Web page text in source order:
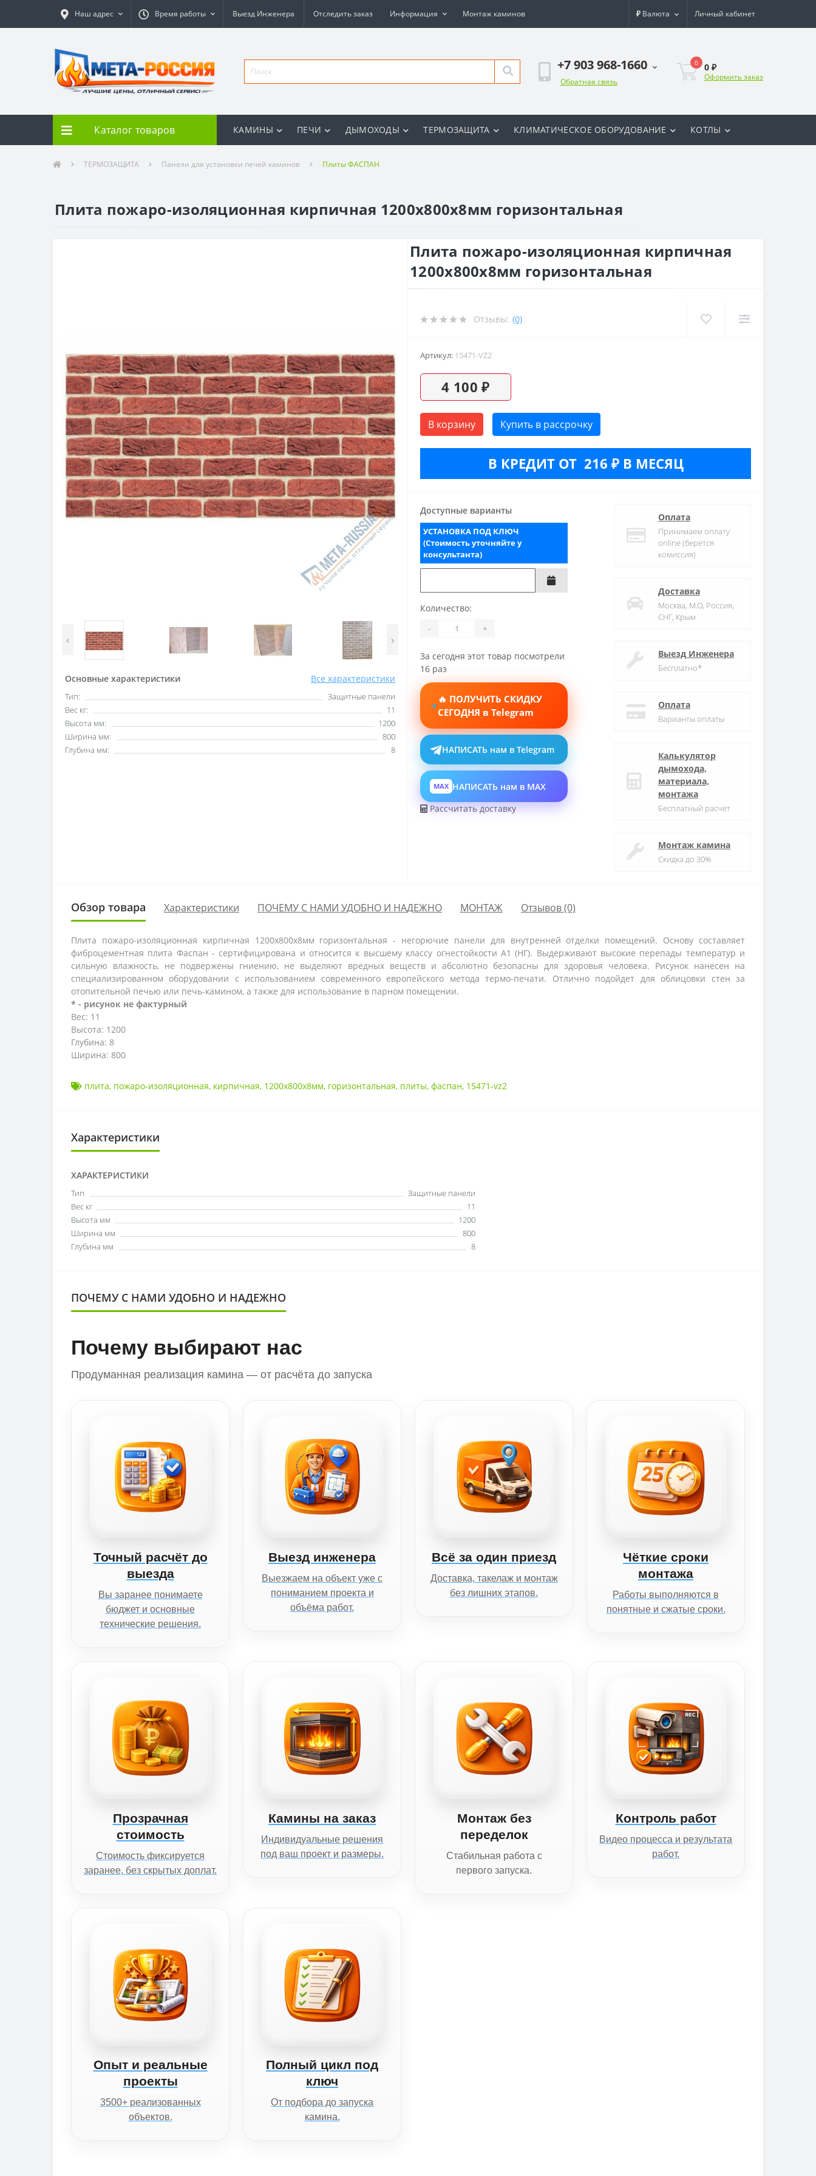
Наш адрес Время работы Выезд Инженера Отследить заказ Информация Монтаж каминов ₽ Валюта Личный кабинет
+7 903 968-1660
Обратная связь
0 0 ₽
Оформить заказ
Каталог товаров КАМИНЫ ПЕЧИ ДЫМОХОДЫ ТЕРМОЗАЩИТА КЛИМАТИЧЕСКОЕ ОБОРУДОВАНИЕ КОТЛЫ
ТЕРМОЗАЩИТА Панели для установки печей каминов Плиты ФАСПАН
Плита пожаро-изоляционная кирпичная 1200х800х8мм горизонтальная
‹ ›
Основные характеристики Все характеристики
Тип:
Защитные панели
Вес кг:
11
Высота мм:
1200
Ширина мм:
800
Глубина мм:
8
Плита пожаро-изоляционная кирпичная
1200х800х8мм горизонтальная
Отзывы: (0)
Артикул: 15471-VZ2
4 100 ₽
В корзину Купить в рассрочку
В КРЕДИТ ОТ 216 ₽ В МЕСЯЦ
Доступные варианты
УСТАНОВКА ПОД КЛЮЧ
(Стоимость уточняйте у
консультанта)
Количество:
- +
За сегодня этот товар посмотрели
16 раз
🔥 ПОЛУЧИТЬ СКИДКУ
СЕГОДНЯ в Telegram
НАПИСАТЬ нам в Telegram
MAX НАПИСАТЬ нам в MAX
Рассчитать доставку
Оплата
Принимаем оплату
online (берется
комиссия)
Доставка
Москва, М.О, Россия,
СНГ, Крым
Выезд Инженера
Бесплатно*
Оплата
Варианты оплаты
Калькулятор
дымохода,
материала,
монтажа
Бесплатный расчет
Монтаж камина
Скидка до 30%
Обзор товара Характеристики ПОЧЕМУ С НАМИ УДОБНО И НАДЕЖНО МОНТАЖ Отзывов (0)
Плита пожаро-изоляционная кирпичная 1200х800х8мм горизонтальная - негорючие панели для внутренней отделки помещений. Основу составляет
фиброцементная плита Фаспан - сертифицирована и относится к высшему классу огнестойкости А1 (НГ). Выдерживают высокие перепады температур и
сильную влажность, не подвержены гниению, не выделяют вредных веществ и абсолютно безопасны для здоровья человека. Рисунок нанесен на
специализированном оборудовании с использованием современного европейского метода термо-печати. Отлично подойдет для облицовки стен за
отопительной печью или печь-камином, а также для использование в парном помещении.
* - рисунок не фактурный
Вес: 11
Высота: 1200
Глубина: 8
Ширина: 800
плита, пожаро-изоляционная, кирпичная, 1200х800х8мм, горизонтальная, плиты, фаспан, 15471-vz2
Характеристики
ХАРАКТЕРИСТИКИ
Тип
Защитные панели
Вес кг
11
Высота мм
1200
Ширина мм
800
Глубина мм
8
ПОЧЕМУ С НАМИ УДОБНО И НАДЕЖНО
Почему выбирают нас
Продуманная реализация камина — от расчёта до запуска
Точный расчёт до
выезда
Вы заранее понимаете
бюджет и основные
технические решения.
Выезд инженера
Выезжаем на объект уже с
пониманием проекта и
объёма работ.
Всё за один приезд
Доставка, такелаж и монтаж
без лишних этапов.
Чёткие сроки
монтажа
Работы выполняются в
понятные и сжатые сроки.
Прозрачная
стоимость
Стоимость фиксируется
заранее, без скрытых доплат.
Камины на заказ
Индивидуальные решения
под ваш проект и размеры.
Монтаж без
переделок
Стабильная работа с
первого запуска.
Контроль работ
Видео процесса и результата
работ.
Опыт и реальные
проекты
3500+ реализованных
объектов.
Полный цикл под
ключ
От подбора до запуска
камина.